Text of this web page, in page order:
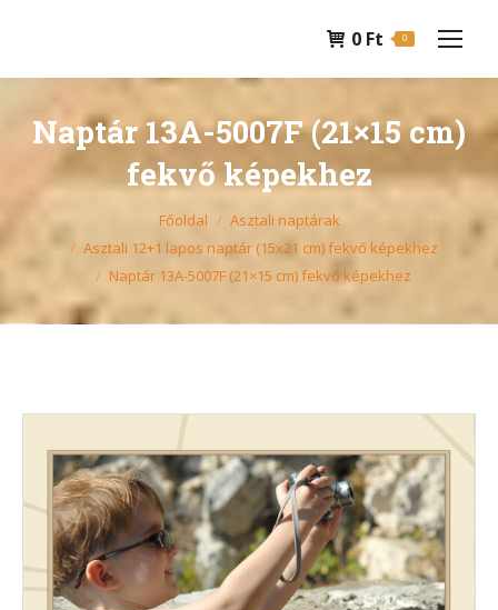
0 Ft 0
Naptár 13A-5007F (21×15 cm)
fekvő képekhez
Főoldal
Asztali naptárak
Asztali 12+1 lapos naptár (15x21 cm) fekvő képekhez
Naptár 13A-5007F (21×15 cm) fekvő képekhez